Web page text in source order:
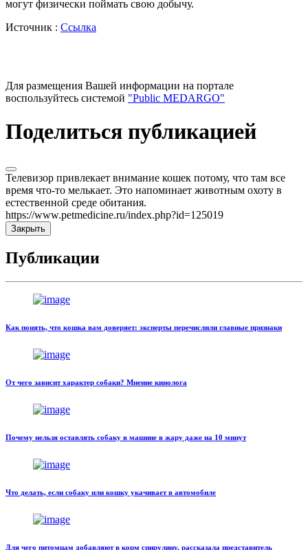
могут физически поймать свою добычу.
Источник : Ссылка
Для размещения Вашей информации на портале
воспользуйтесь системой "Public MEDARGO"
Поделиться публикацией
Телевизор привлекает внимание кошек потому, что там все
время что-то мелькает. Это напоминает животным охоту в
естественной среде обитания.
https://www.petmedicine.ru/index.php?id=125019
Закрыть
Публикации
Как понять, что кошка вам доверяет: эксперты перечислили главные признаки
От чего зависит характер собаки? Мнение кинолога
Почему нельзя оставлять собаку в машине в жару даже на 10 минут
Что делать, если собаку или кошку укачивает в автомобиле
Для чего питомцам добавляют в корм спирулину, рассказала представитель